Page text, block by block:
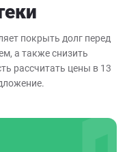
покрыть долг перед
а также снизить
рассчитать цены в 13